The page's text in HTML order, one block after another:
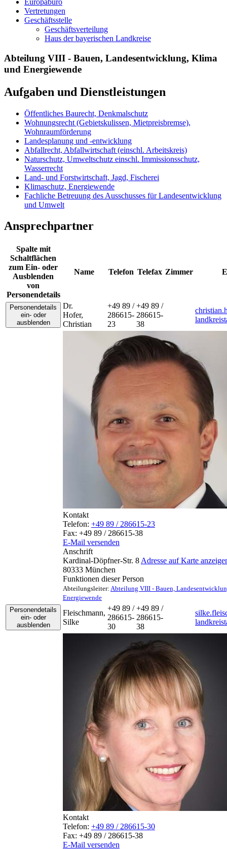
Europabüro
Vertretungen
Geschäftsstelle
Geschäftsverteilung
Haus der bayerischen Landkreise
Abteilung VIII - Bauen, Landesentwicklung, Klima
und Energiewende
Aufgaben und Dienstleistungen
Öffentliches Baurecht, Denkmalschutz
Wohnungsrecht (Gebietskulissen, Mietpreisbremse),
Wohnraumförderung
Landesplanung und -entwicklung
Abfallrecht, Abfallwirtschaft (einschl. Arbeitskreis)
Naturschutz, Umweltschutz einschl. Immissionsschutz,
Wasserrecht
Land- und Forstwirtschaft, Jagd, Fischerei
Klimaschutz, Energiewende
Fachliche Betreuung des Ausschusses für Landesentwicklung
und Umwelt
Ansprechpartner
Spalte mit
Schaltflächen
zum Ein- oder
Ausblenden
von
Personendetails
Name Telefon Telefax Zimmer
Personendetails
ein- oder
ausblenden
Dr.
Hofer,
Christian
+49 89 /
286615-
23
+49 89 /
286615-
38
Kontakt
Telefon: +49 89 / 286615-23
Fax: +49 89 / 286615-38
E-Mail versenden
Anschrift
Kardinal-Döpfner-Str. 8 Adresse auf Karte
80333 München
Funktionen dieser Person
Abteilungsleiter: Abteilung VIII - Bauen,
Energiewende
Personendetails
ein- oder
ausblenden
Fleischmann,
Silke
+49 89 /
286615-
30
+49 89 /
286615-
38
Kontakt
Telefon: +49 89 / 286615-30
Fax: +49 89 / 286615-38
E-Mail versenden